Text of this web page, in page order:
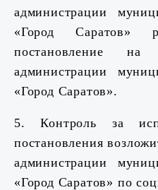
администрации
«Город Саратов»
постановление на
администрации
«Город Саратов».
5. Контроль за
постановления
администрации
«Город Саратов» по